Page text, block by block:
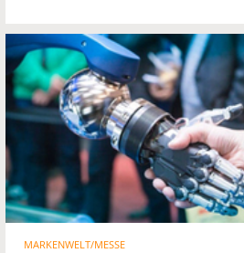
MARKENWELT/MESSE